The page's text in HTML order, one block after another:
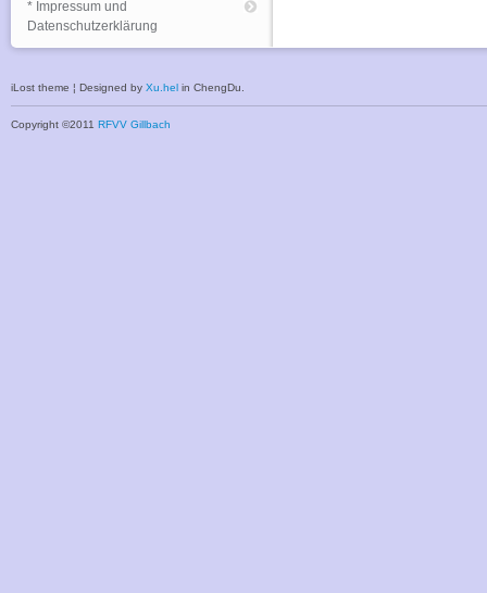
* Impressum und
Datenschutzerklärung
iLost theme ¦ Designed by Xu.hel in ChengDu.
Copyright ©2011 RFVV Gillbach